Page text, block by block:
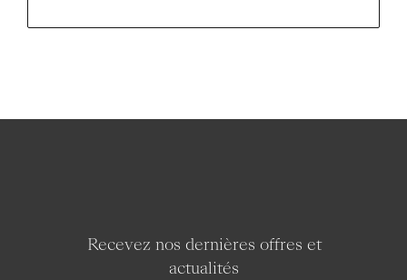
Recevez nos dernières offres et
actualités